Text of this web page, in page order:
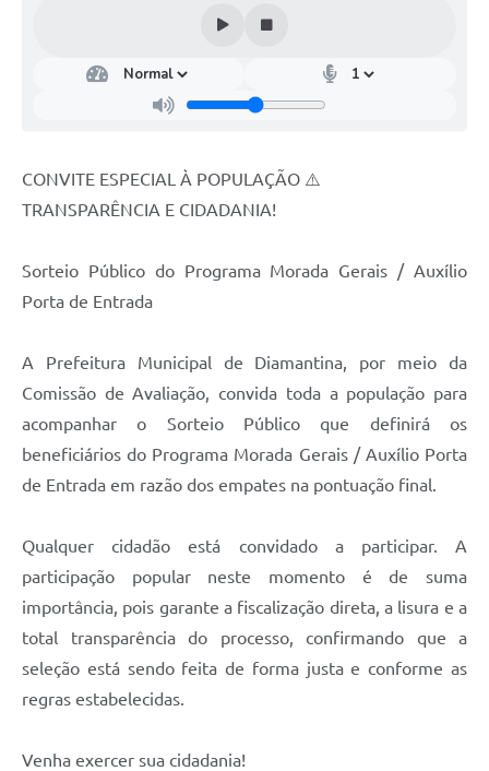
CONVITE ESPECIAL À POPULAÇÃO ⚠️
TRANSPARÊNCIA E CIDADANIA!
Sorteio Público do Programa Morada Gerais / Auxílio
Porta de Entrada
A Prefeitura Municipal de Diamantina, por meio da
Comissão de Avaliação, convida toda a população para
acompanhar o Sorteio Público que definirá os
beneficiários do Programa Morada Gerais / Auxílio Porta
de Entrada em razão dos empates na pontuação final.
Qualquer cidadão está convidado a participar. A
participação popular neste momento é de suma
importância, pois garante a fiscalização direta, a lisura e a
total transparência do processo, confirmando que a
seleção está sendo feita de forma justa e conforme as
regras estabelecidas.
Venha exercer sua cidadania!